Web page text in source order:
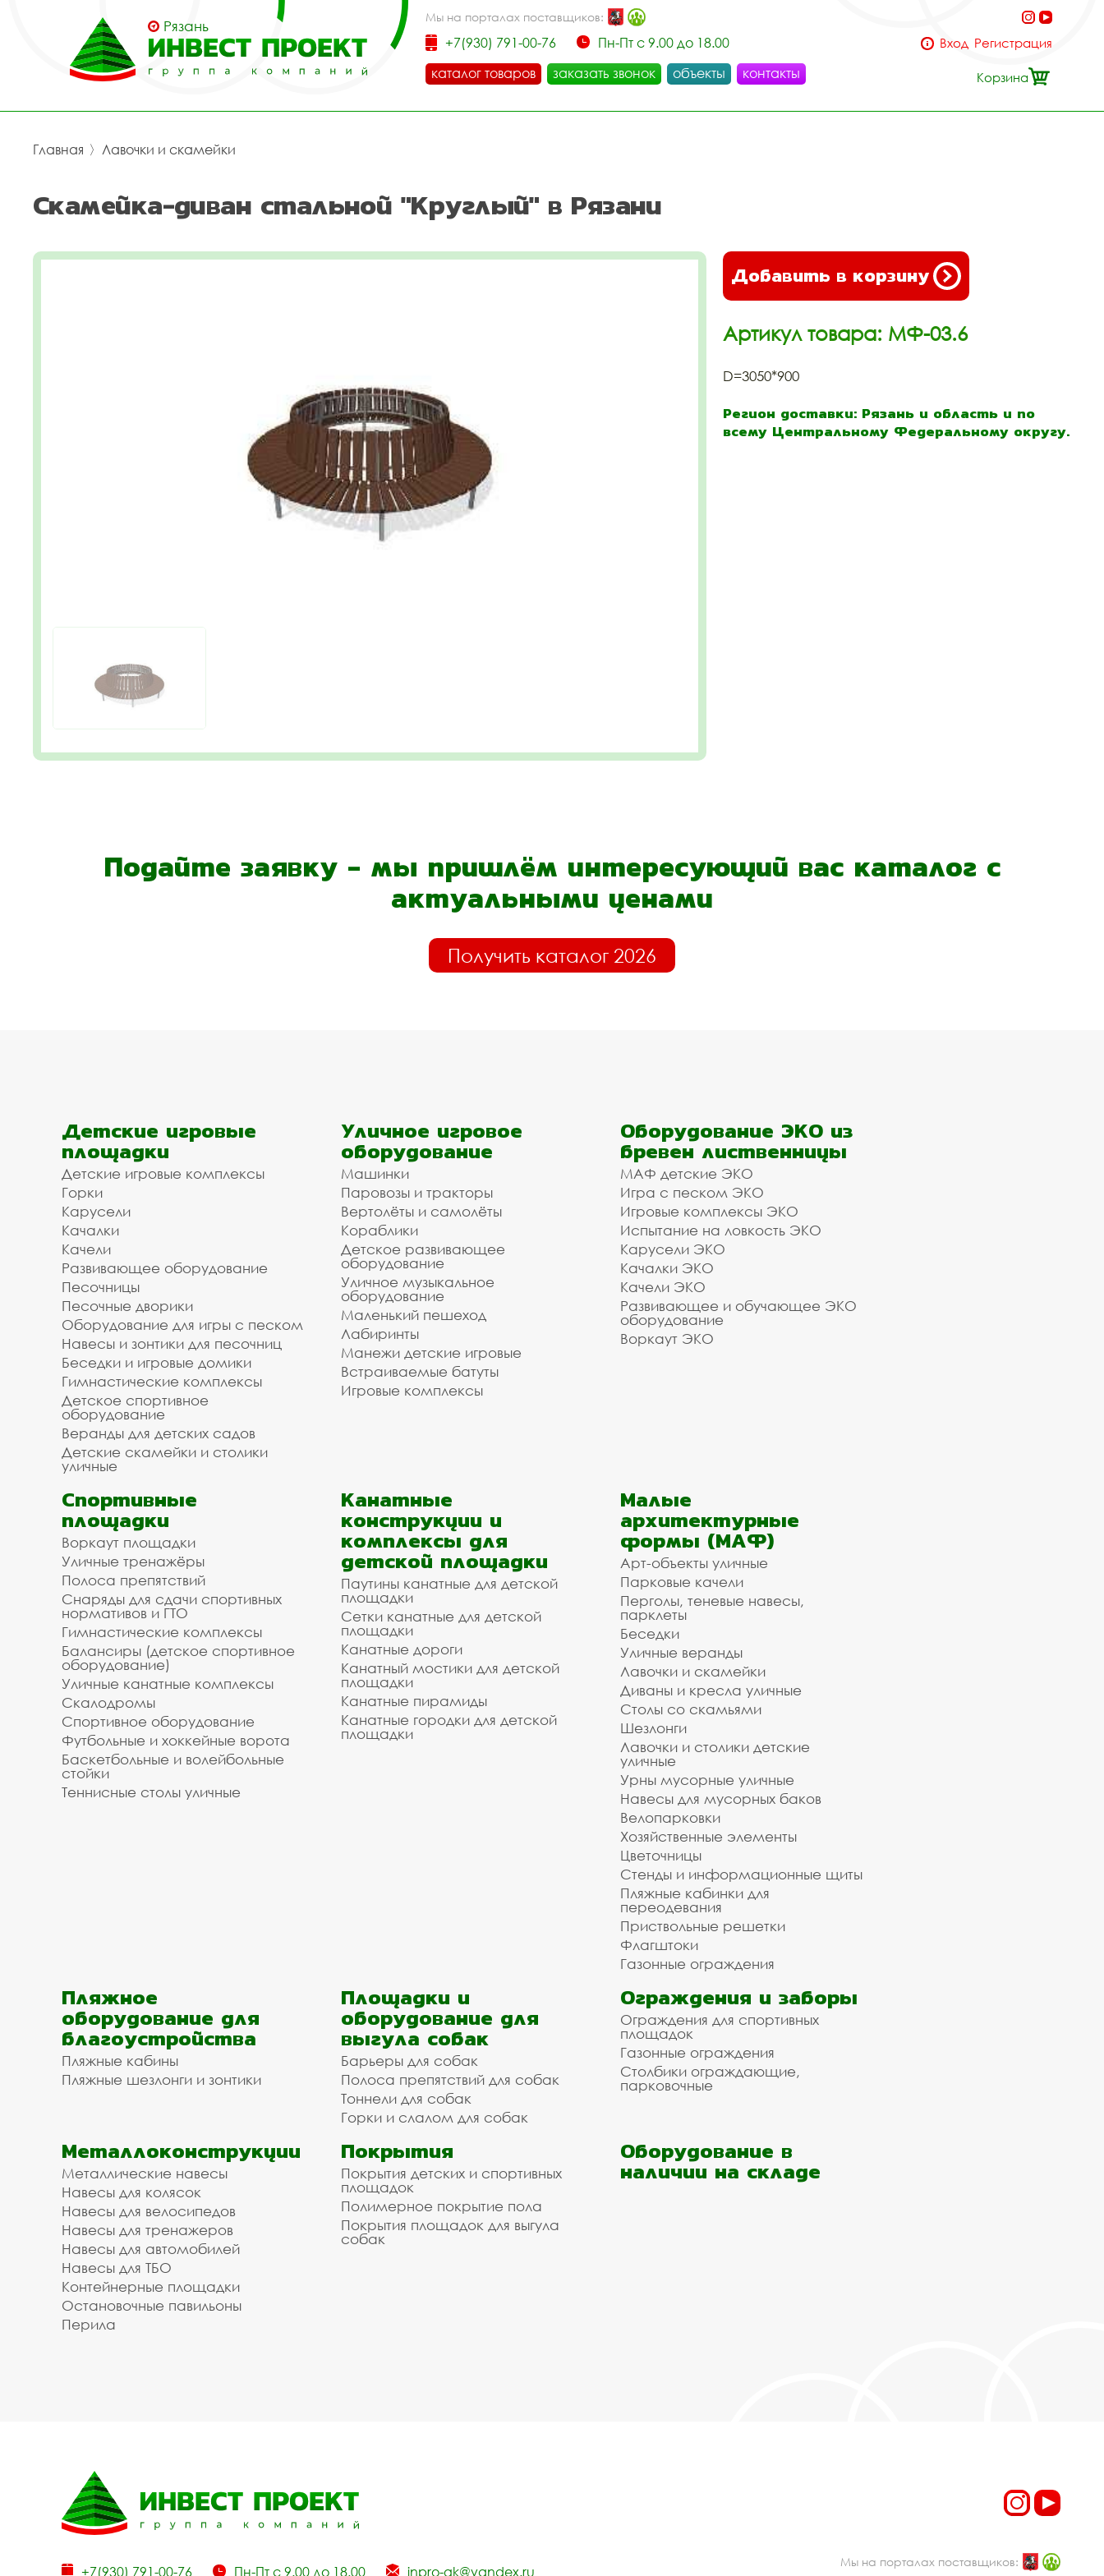
Рязань
Мы на порталах поставщиков:
+7(930) 791-00-76
Пн-Пт с 9.00 до 18.00
каталог товаров
заказать звонок объекты контакты
Вход Регистрация
Корзина
Главная 〉 Лавочки и скамейки
Скамейка-диван стальной "Круглый" в Рязани
Добавить в корзину
Артикул товара: МФ-03.6
D=3050*900
Регион доставки: Рязань и область и по
всему Центральному Федеральному округу.
Подайте заявку - мы пришлём интересующий вас каталог с
актуальными ценами
Получить каталог 2026
Детские игровые
площадки
Детские игровые комплексы
Горки
Карусели
Качалки
Качели
Развивающее оборудование
Песочницы
Песочные дворики
Оборудование для игры с песком
Навесы и зонтики для песочниц
Беседки и игровые домики
Гимнастические комплексы
Детское спортивное
оборудование
Веранды для детских садов
Детские скамейки и столики
уличные
Уличное игровое
оборудование
Машинки
Паровозы и тракторы
Вертолёты и самолёты
Кораблики
Детское развивающее
оборудование
Уличное музыкальное
оборудование
Маленький пешеход
Лабиринты
Манежи детские игровые
Встраиваемые батуты
Игровые комплексы
Оборудование ЭКО из
бревен лиственницы
МАФ детские ЭКО
Игра с песком ЭКО
Игровые комплексы ЭКО
Испытание на ловкость ЭКО
Карусели ЭКО
Качалки ЭКО
Качели ЭКО
Развивающее и обучающее ЭКО
оборудование
Воркаут ЭКО
Спортивные
площадки
Воркаут площадки
Уличные тренажёры
Полоса препятствий
Снаряды для сдачи спортивных
нормативов и ГТО
Гимнастические комплексы
Балансиры (детское спортивное
оборудование)
Уличные канатные комплексы
Скалодромы
Спортивное оборудование
Футбольные и хоккейные ворота
Баскетбольные и волейбольные
стойки
Теннисные столы уличные
Канатные
конструкции и
комплексы для
детской площадки
Паутины канатные для детской
площадки
Сетки канатные для детской
площадки
Канатные дороги
Канатный мостики для детской
площадки
Канатные пирамиды
Канатные городки для детской
площадки
Малые
архитектурные
формы (МАФ)
Арт-объекты уличные
Парковые качели
Перголы, теневые навесы,
парклеты
Беседки
Уличные веранды
Лавочки и скамейки
Диваны и кресла уличные
Столы со скамьями
Шезлонги
Лавочки и столики детские
уличные
Урны мусорные уличные
Навесы для мусорных баков
Велопарковки
Хозяйственные элементы
Цветочницы
Стенды и информационные щиты
Пляжные кабинки для
переодевания
Приствольные решетки
Флагштоки
Газонные ограждения
Пляжное
оборудование для
благоустройства
Пляжные кабины
Пляжные шезлонги и зонтики
Площадки и
оборудование для
выгула собак
Барьеры для собак
Полоса препятствий для собак
Тоннели для собак
Горки и слалом для собак
Ограждения и заборы
Ограждения для спортивных
площадок
Газонные ограждения
Столбики ограждающие,
парковочные
Металлоконструкции
Металлические навесы
Навесы для колясок
Навесы для велосипедов
Навесы для тренажеров
Навесы для автомобилей
Навесы для ТБО
Контейнерные площадки
Остановочные павильоны
Перила
Покрытия
Покрытия детских и спортивных
площадок
Полимерное покрытие пола
Покрытия площадок для выгула
собак
Оборудование в
наличии на складе
+7(930) 791-00-76 Пн-Пт с 9.00 до 18.00 inpro-gk@yandex.ru
Мы на порталах поставщиков: